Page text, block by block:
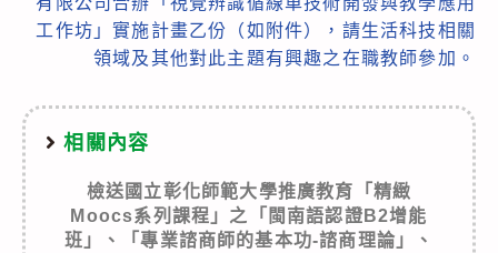
工作坊」實施計畫乙份（如附件），請生活科技相關
領域及其他對此主題有興趣之在職教師參加。
相關內容
檢送國立彰化師範大學推廣教育「精緻
Moocs系列課程」之「閩南語認證B2增能
班」、「專業諮商師的基本功-諮商理論」、